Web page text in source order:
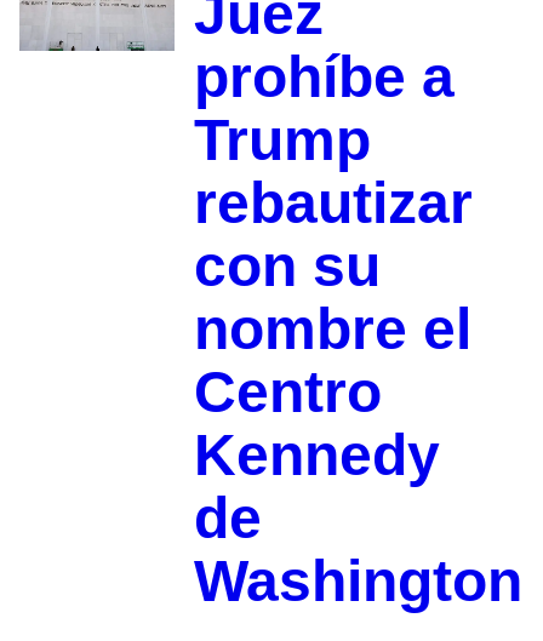
Juez
prohíbe a
Trump
rebautizar
con su
nombre el
Centro
Kennedy
de
Washington